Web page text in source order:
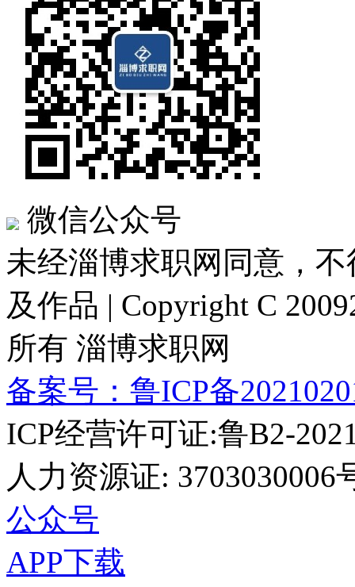
微信公众号
未经淄博求职网同意，
及作品 | Copyright C
所有 淄博求职网
备案号：鲁ICP备
ICP经营许可证:鲁B2-
人力资源证: 3703030006
公众号
APP下载